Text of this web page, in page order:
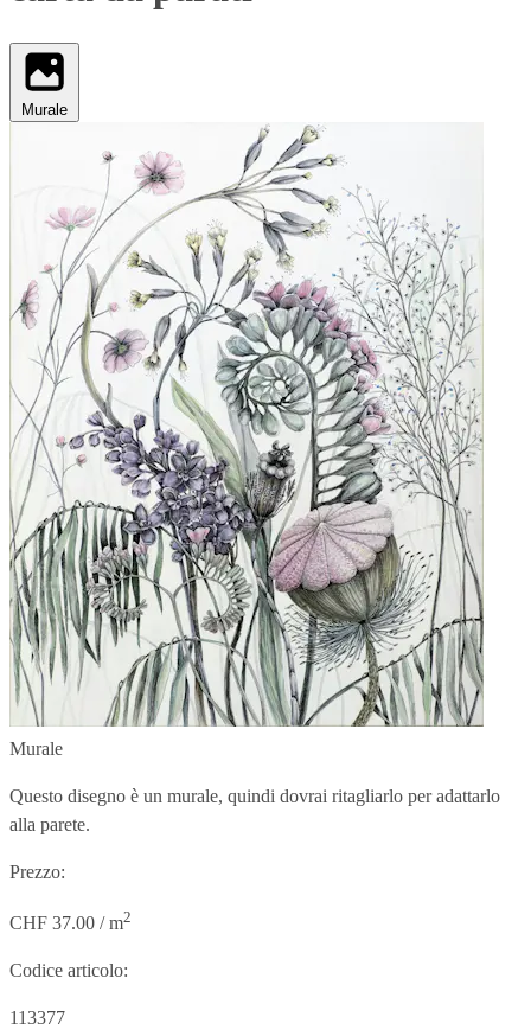
Murale
Murale
Questo disegno è un murale, quindi dovrai ritagliarlo per adattarlo
alla parete.
Prezzo:
CHF 37.00 / m2
Codice articolo:
113377